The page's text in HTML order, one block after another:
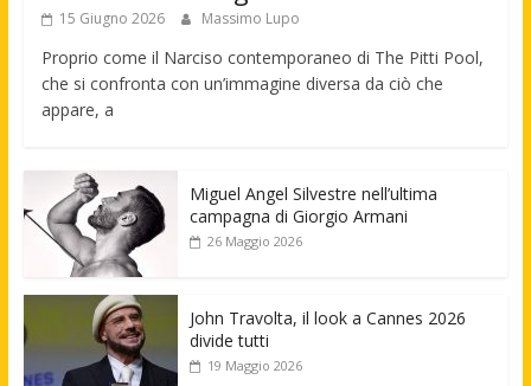
15 Giugno 2026 Massimo Lupo
Proprio come il Narciso contemporaneo di The Pitti Pool,
che si confronta con un’immagine diversa da ciò che
appare, a
Miguel Angel Silvestre nell’ultima
campagna di Giorgio Armani
26 Maggio 2026
John Travolta, il look a Cannes 2026
divide tutti
19 Maggio 2026